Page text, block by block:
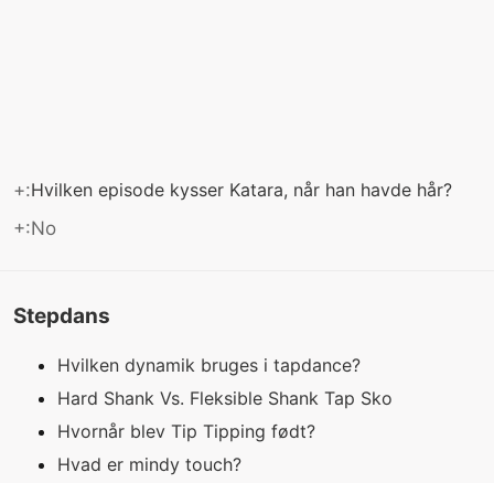
+:Hvilken episode kysser Katara, når han havde hår?
+:No
Stepdans
Hvilken dynamik bruges i tapdance?
Hard Shank Vs. Fleksible Shank Tap Sko
Hvornår blev Tip Tipping født?
Hvad er mindy touch?